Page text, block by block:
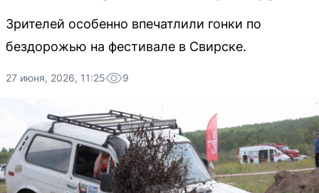
Зрителей особенно впечатлили гонки по
бездорожью на фестивале в Свирске.
27 июня, 2026, 11:25 9